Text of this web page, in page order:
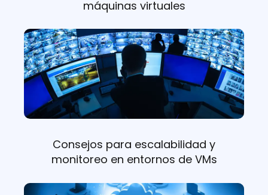
máquinas virtuales
Consejos para escalabilidad y
monitoreo en entornos de VMs